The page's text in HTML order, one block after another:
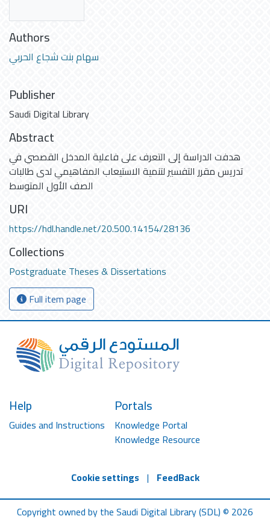
Authors
سهام بنت شجاع الحربي
Publisher
Saudi Digital Library
Abstract
هدفت الدراسة إلى التعرف على فاعلية المدخل القصصي في
تدريس مقرر التفسير لتنمية الاستيعاب المفاهيمي لدى طالبات
الصف الأول المتوسط
URI
https://hdl.handle.net/20.500.14154/28136
Collections
Postgraduate Theses & Dissertations
Full item page
Help
Guides and Instructions
Portals
Knowledge Portal
Knowledge Resource
Cookie settings | FeedBack
Copyright owned by the Saudi Digital Library (SDL) © 2026